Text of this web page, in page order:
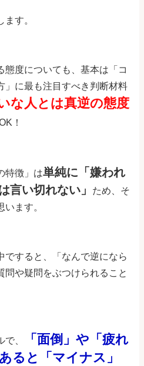
す。
態度についても、基本は「コ
」に最も注目すべき判断材料
な人とは真逆の態度
！
特徴」は単純に「嫌われ
言い切れない」
ため、そ
ます。
ですると、「なんで逆になら
問や疑問をぶつけられること
、
「面倒」や「疲れ
ると「マイナス」